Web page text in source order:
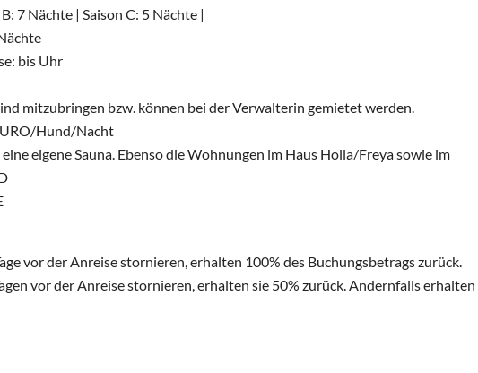
7 Nächte | Saison C: 5 Nächte |
bis Uhr
mitzubringen bzw. können bei der Verwalterin gemietet werden.
Hund/Nacht
eigene Sauna. Ebenso die Wohnungen im Haus Holla/Freya sowie im
vor der Anreise stornieren, erhalten 100% des Buchungsbetrags zurück.
vor der Anreise stornieren, erhalten sie 50% zurück. Andernfalls erhalten